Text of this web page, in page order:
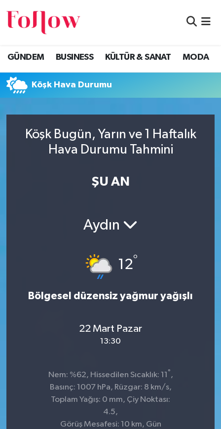
GÜNDEM BUSINESS KÜLTÜR & SANAT MODA
Köşk Hava Durumu
Köşk Bugün, Yarın ve 1 Haftalık
Hava Durumu Tahmini
ŞU AN
Aydın
12°
Bölgesel düzensiz yağmur yağışlı
22 Mart Pazar
13:30
Nem: %62, Hissedilen Sıcaklık: 11 ° ,
Basınç: 1007 hPa, Rüzgar: 8 km/s,
Toplam Yağış: 0 mm, Çiy Noktası:
4.5,
Görüş Mesafesi: 10 km, Gün
GÜNDEM
BUSINESS
KÜLTÜR & SANAT
MODA
EĞİTİM
Eskişehir Nöbetçi Eczaneler
Eskişehir Hava Durumu
Eskişehir Namaz Vakitleri
Eskişehir Trafik Yoğunluk Haritası
Süper Lig Puan Durumu ve Fikstür
Son Dakika Haberleri